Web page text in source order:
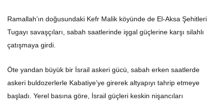
Ramallah’ın doğusundaki Kefr Malik köyünde de El-Aksa Şehitleri
Tugayı savaşçıları, sabah saatlerinde işgal güçlerine karşı silahlı
çatışmaya girdi.
Öte yandan büyük bir İsrail askeri gücü, sabah erken saatlerde
askeri buldozerlerle Kabatiye’ye girerek altyapıyı tahrip etmeye
başladı. Yerel basına göre, İsrail güçleri keskin nişancıları